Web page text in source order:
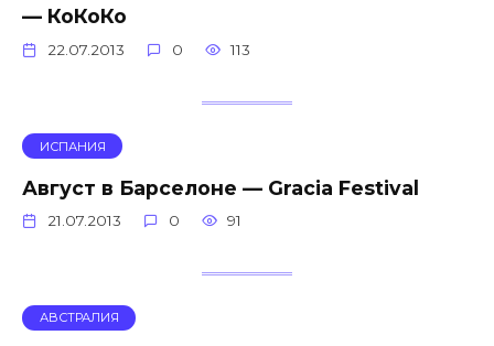
— КоКоКо
22.07.2013 0 113
ИСПАНИЯ
Август в Барселоне — Gracia Festival
21.07.2013 0 91
АВСТРАЛИЯ